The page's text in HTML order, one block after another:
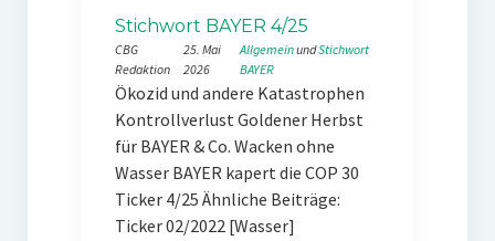
Stichwort BAYER 4/25
CBG
Redaktion
25. Mai
2026
Allgemein und Stichwort
BAYER
Ökozid und andere Katastrophen
Kontrollverlust Goldener Herbst
für BAYER & Co. Wacken ohne
Wasser BAYER kapert die COP 30
Ticker 4/25 Ähnliche Beiträge:
Ticker 02/2022 [Wasser]